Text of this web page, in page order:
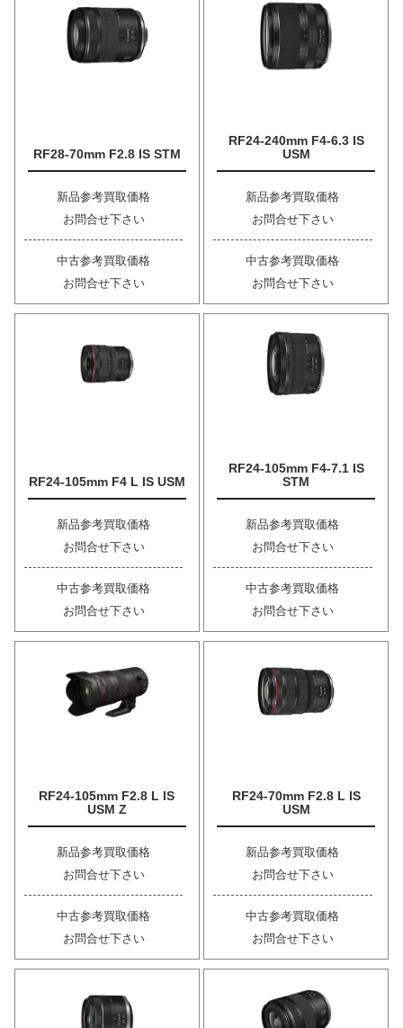
RF28-70mm F2.8 IS STM
新品参考買取価格
お問合せ下さい
中古参考買取価格
お問合せ下さい
RF24-240mm F4-6.3 IS
USM
新品参考買取価格
お問合せ下さい
中古参考買取価格
お問合せ下さい
RF24-105mm F4 L IS USM
新品参考買取価格
お問合せ下さい
中古参考買取価格
お問合せ下さい
RF24-105mm F4-7.1 IS
STM
新品参考買取価格
お問合せ下さい
中古参考買取価格
お問合せ下さい
RF24-105mm F2.8 L IS
USM Z
新品参考買取価格
お問合せ下さい
中古参考買取価格
お問合せ下さい
RF24-70mm F2.8 L IS
USM
新品参考買取価格
お問合せ下さい
中古参考買取価格
お問合せ下さい